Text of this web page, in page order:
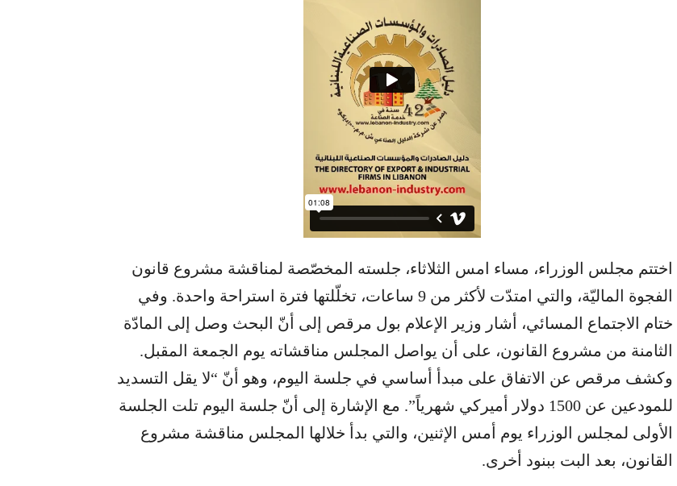
اختتم مجلس الوزراء، مساء امس الثلاثاء، جلسته المخصّصة لمناقشة مشروع قانون
الفجوة الماليّة، والتي امتدّت لأكثر من 9 ساعات، تخلّلتها فترة استراحة واحدة. وفي
ختام الاجتماع المسائي، أشار وزير الإعلام بول مرقص إلى أنّ البحث وصل إلى المادّة
الثامنة من مشروع القانون، على أن يواصل المجلس مناقشاته يوم الجمعة المقبل.
وكشف مرقص عن الاتفاق على مبدأ أساسي في جلسة اليوم، وهو أنّ “لا يقل التسديد
للمودعين عن 1500 دولار أميركي شهرياً”. مع الإشارة إلى أنّ جلسة اليوم تلت الجلسة
الأولى لمجلس الوزراء يوم أمس الإثنين، والتي بدأ خلالها المجلس مناقشة مشروع
القانون، بعد البت ببنود أخرى.